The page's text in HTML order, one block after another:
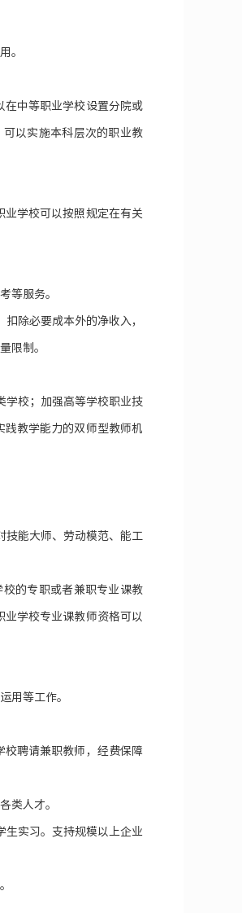
。
在中等职业学校设置分院或
以实施本科层次的职业教
学校可以按照规定在有关
等服务。
除必要成本外的净收入，
限制。
学校；加强高等学校职业技
教学能力的双师型教师机
能大师、劳动模范、能工
的专职或者兼职专业课教
学校专业课教师资格可以
用等工作。
聘请兼职教师，经费保障
类人才。
实习。支持规模以上企业